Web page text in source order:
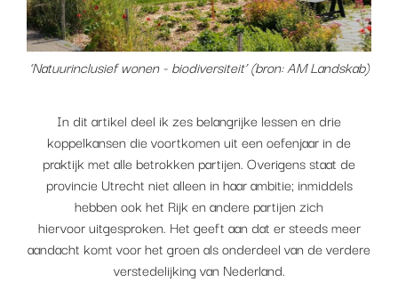
‘Natuurinclusief wonen - biodiversiteit’ (bron: AM Landskab)
In dit artikel deel ik zes belangrijke lessen en drie
koppelkansen die voortkomen uit een oefenjaar in de
praktijk met alle betrokken partijen. Overigens staat de
provincie Utrecht niet alleen in haar ambitie; inmiddels
hebben ook het Rijk en andere partijen zich
hiervoor uitgesproken. Het geeft aan dat er steeds meer
aandacht komt voor het groen als onderdeel van de verdere
verstedelijking van Nederland.